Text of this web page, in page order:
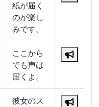
紙が届く
のが楽し
みです。
ここから
でも声は
届くよ。
彼女のス